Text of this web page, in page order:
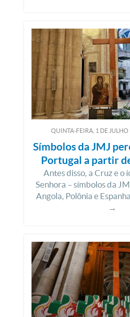
QUINTA-FEIRA, 1 DEJULHO
Símbolos da JMJ
Portugal a partir
Antes disso, a Cruz e o
Senhora – símbolos da
Angola, Polônia e
→